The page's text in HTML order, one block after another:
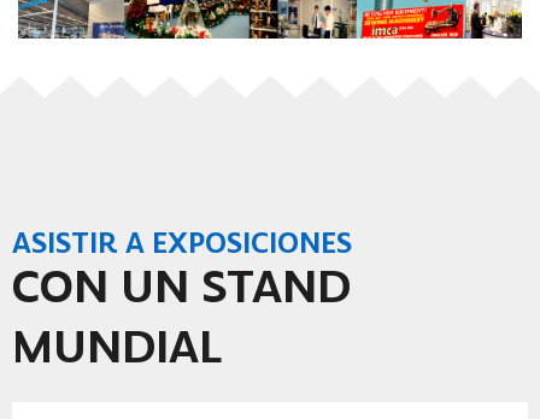
ASISTIR A EXPOSICIONES
CON UN STAND
MUNDIAL